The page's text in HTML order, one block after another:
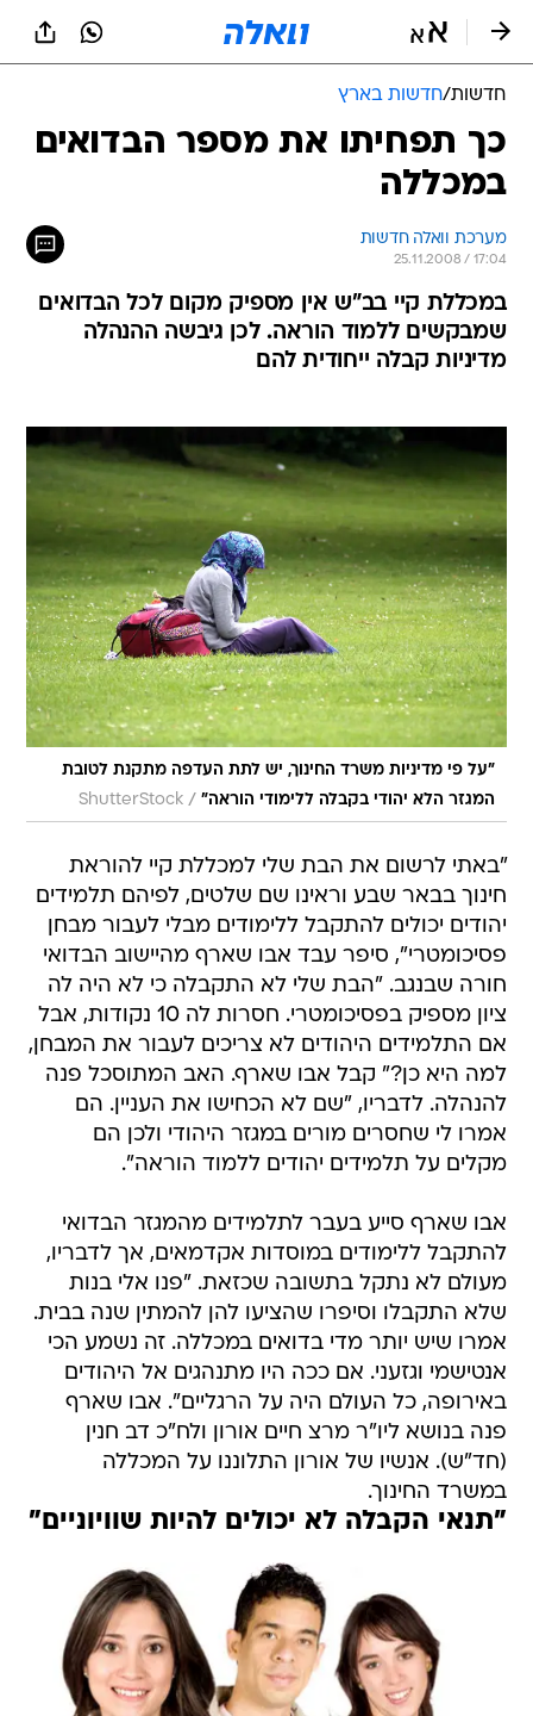
חדשות/חדשות בארץ
כך תפחיתו את מספר הבדואים
במכללה
מערכת וואלה חדשות
25.11.2008 / 17:04
במכללת קיי בב"ש אין מספיק מקום לכל הבדואים
שמבקשים ללמוד הוראה. לכן גיבשה ההנהלה
מדיניות קבלה ייחודית להם
"על פי מדיניות משרד החינוך, יש לתת העדפה מתקנת לטובת
המגזר הלא יהודי בקבלה ללימודי הוראה" /
ShutterStock
"באתי לרשום את הבת שלי למכללת קיי להוראת
חינוך בבאר שבע וראינו שם שלטים, לפיהם תלמידים
יהודים יכולים להתקבל ללימודים מבלי לעבור מבחן
פסיכומטרי", סיפר עבד אבו שארף מהיישוב הבדואי
חורה שבנגב. "הבת שלי לא התקבלה כי לא היה לה
ציון מספיק בפסיכומטרי. חסרות לה 10 נקודות, אבל
אם התלמידים היהודים לא צריכים לעבור את המבחן,
למה היא כן?" קבל אבו שארף. האב המתוסכל פנה
להנהלה. לדבריו, "שם לא הכחישו את העניין. הם
אמרו לי שחסרים מורים במגזר היהודי ולכן הם
מקלים על תלמידים יהודים ללמוד הוראה".
אבו שארף סייע בעבר לתלמידים מהמגזר הבדואי
להתקבל ללימודים במוסדות אקדמאים, אך לדבריו,
מעולם לא נתקל בתשובה שכזאת. "פנו אלי בנות
שלא התקבלו וסיפרו שהציעו להן להמתין שנה בבית.
אמרו שיש יותר מדי בדואים במכללה. זה נשמע הכי
אנטישמי וגזעני. אם ככה היו מתנהגים אל היהודים
באירופה, כל העולם היה על הרגליים". אבו שארף
פנה בנושא ליו"ר מרצ חיים אורון ולח"כ דב חנין
(חד"ש). אנשיו של אורון התלוננו על המכללה
במשרד החינוך.
"תנאי הקבלה לא יכולים להיות שוויוניים"